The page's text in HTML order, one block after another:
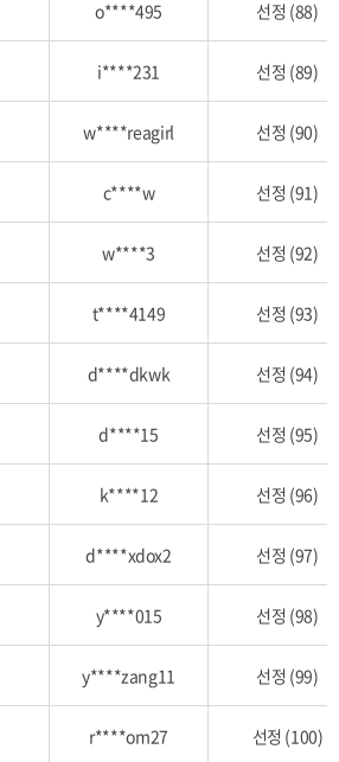
o****495 선정 (88)
i****231 선정 (89)
w****reagirl 선정 (90)
c****w 선정 (91)
w****3 선정 (92)
t****4149 선정 (93)
d****dkwk 선정 (94)
d****15 선정 (95)
k****12 선정 (96)
d****xdox2 선정 (97)
y****015 선정 (98)
y****zang11 선정 (99)
r****om27 선정 (100)